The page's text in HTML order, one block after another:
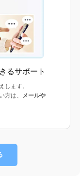
るサポート
します。
方は、
メールや